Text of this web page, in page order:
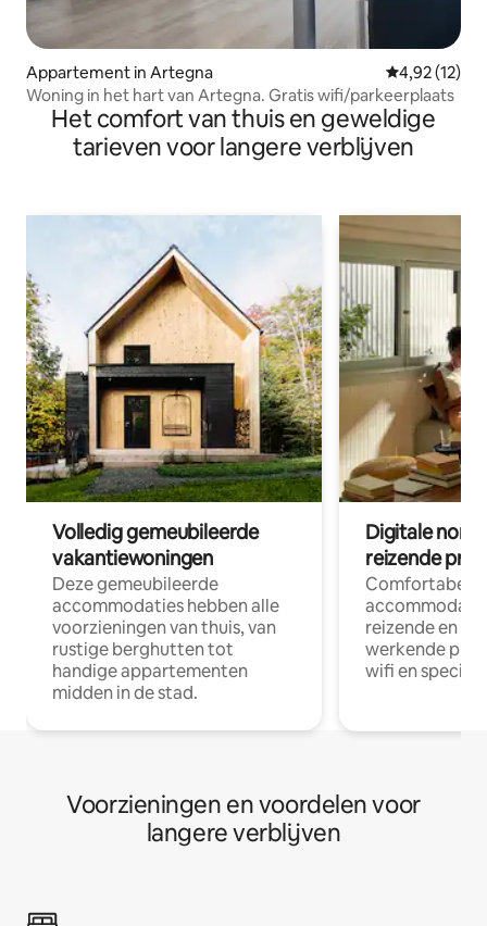
Appartement in Artegna Gemiddelde
4,92 (12)
Woning in het hart van Artegna. Gratis wifi/parkeerplaats
Het comfort van thuis en geweldige
tarieven voor langere verblijven
Volledig gemeubileerde
vakantiewoningen
Deze gemeubileerde
accommodaties hebben alle
voorzieningen van thuis, van
rustige berghutten tot
handige appartementen
midden in de stad.
Digitale
reizende
Comfortabele
reizende en
werkende
wifi en
Voorzieningen en voordelen voor
langere verblijven